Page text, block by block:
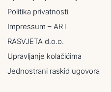
Politika privatnosti
Impressum – ART
RASVJETA d.o.o.
Upravljanje kolačićima
Jednostrani raskid ugovora